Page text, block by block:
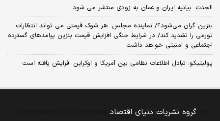
الحدث: بیانیه ایران و عمان به زودی منتشر می شود
بنزین گران می‌شود؟/ نماینده مجلس: هر شوک قیمتی می تواند انتظارات
تورمی را تشدید کند/ در شرایط جنگی افزایش قیمت بنزین پیامدهای گسترده
اجتماعی و امنیتی خواهد داشت
پولیتیکو: تبادل اطلاعات نظامی بین آمریکا و اوکراین افزایش یافته است
گروه نشریات دنیای اقتصاد